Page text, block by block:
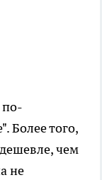
по-
Более того,
чем
не